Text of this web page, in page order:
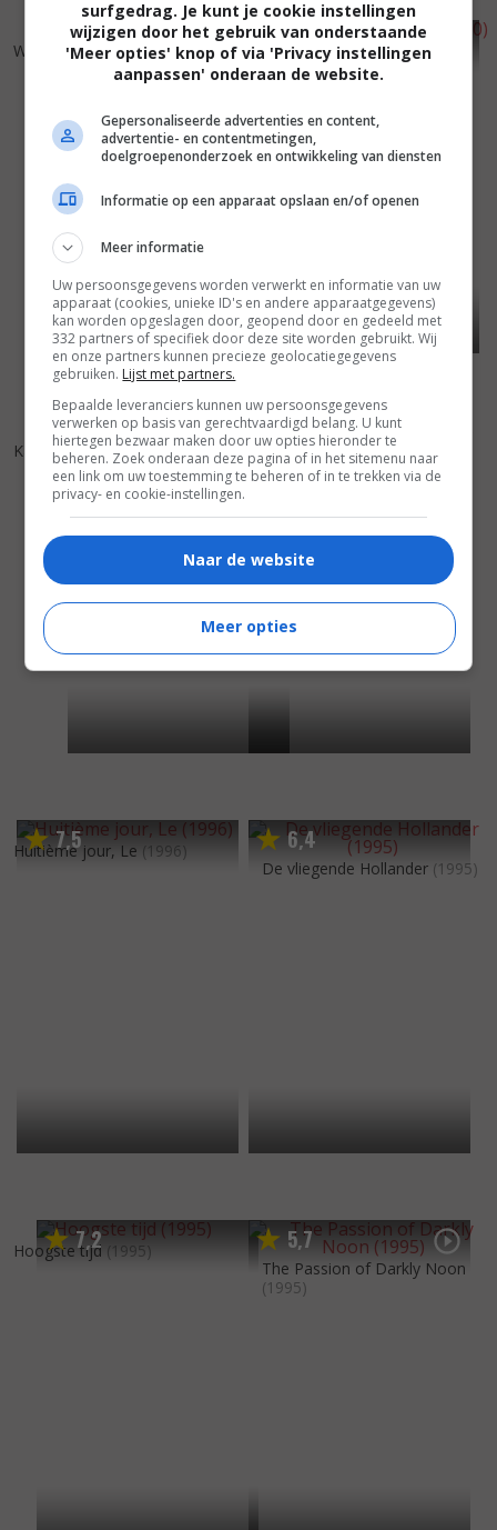
7,0
Wilde mossels (2000) 6, 1
Iedereen beroemd! (2000)
6,3
Kaas (1999) 7,1
Hombres complicados (1997)
7,5
Huitième jour, Le (1996) 6,4
De vliegende Hollander (1995)
7,2
Hoogste tijd (1995) 5,7
The Passion of Darkly Noon
(1995)
surfgedrag. Je kunt je cookie instellingen
wijzigen door het gebruik van onderstaande
'Meer opties' knop of via 'Privacy instellingen
aanpassen' onderaan de website.
Gepersonaliseerde advertenties en content,
advertentie- en contentmetingen,
doelgroepenonderzoek en ontwikkeling van diensten
Informatie op een apparaat opslaan en/of openen
Meer informatie
Uw persoonsgegevens worden verwerkt en informatie van uw
apparaat (cookies, unieke ID's en andere apparaatgegevens)
kan worden opgeslagen door, geopend door en gedeeld met
332 partners of specifiek door deze site worden gebruikt. Wij
en onze partners kunnen precieze geolocatiegegevens
gebruiken. Lijst met partners.
Bepaalde leveranciers kunnen uw persoonsgegevens
verwerken op basis van gerechtvaardigd belang. U kunt
hiertegen bezwaar maken door uw opties hieronder te
beheren. Zoek onderaan deze pagina of in het sitemenu naar
een link om uw toestemming te beheren of in te trekken via de
privacy- en cookie-instellingen.
Naar de website
Meer opties